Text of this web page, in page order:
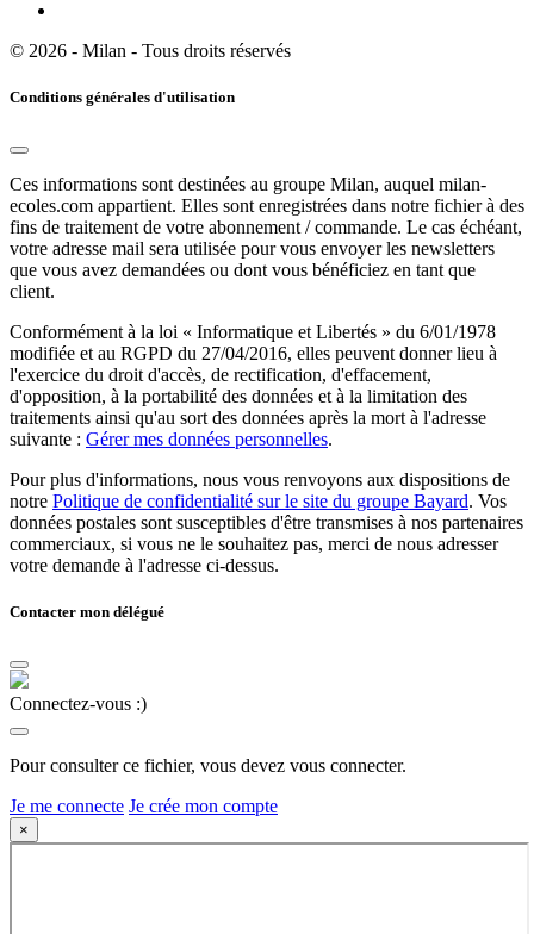
© 2026 - Milan - Tous droits réservés
Conditions générales d'utilisation
Ces informations sont destinées au groupe Milan, auquel milan-
ecoles.com appartient. Elles sont enregistrées dans notre fichier à des
fins de traitement de votre abonnement / commande. Le cas échéant,
votre adresse mail sera utilisée pour vous envoyer les newsletters
que vous avez demandées ou dont vous bénéficiez en tant que
client.
Conformément à la loi « Informatique et Libertés » du 6/01/1978
modifiée et au RGPD du 27/04/2016, elles peuvent donner lieu à
l'exercice du droit d'accès, de rectification, d'effacement,
d'opposition, à la portabilité des données et à la limitation des
traitements ainsi qu'au sort des données après la mort à l'adresse
suivante : Gérer mes données personnelles.
Pour plus d'informations, nous vous renvoyons aux dispositions de
notre Politique de confidentialité sur le site du groupe Bayard. Vos
données postales sont susceptibles d'être transmises à nos partenaires
commerciaux, si vous ne le souhaitez pas, merci de nous adresser
votre demande à l'adresse ci-dessus.
Contacter mon délégué
Connectez-vous :)
Pour consulter ce fichier, vous devez vous connecter.
Je me connecte Je crée mon compte
×